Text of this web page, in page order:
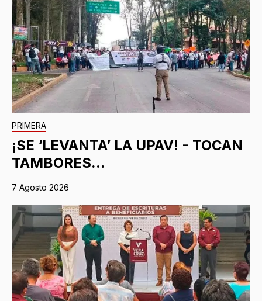
PRIMERA
¡SE ‘LEVANTA’ LA UPAV! - TOCAN
TAMBORES...
7 Agosto 2026